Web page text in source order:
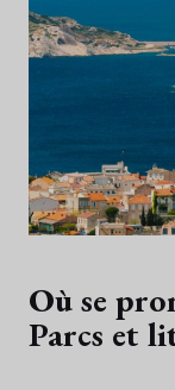
Où se
Parcs et